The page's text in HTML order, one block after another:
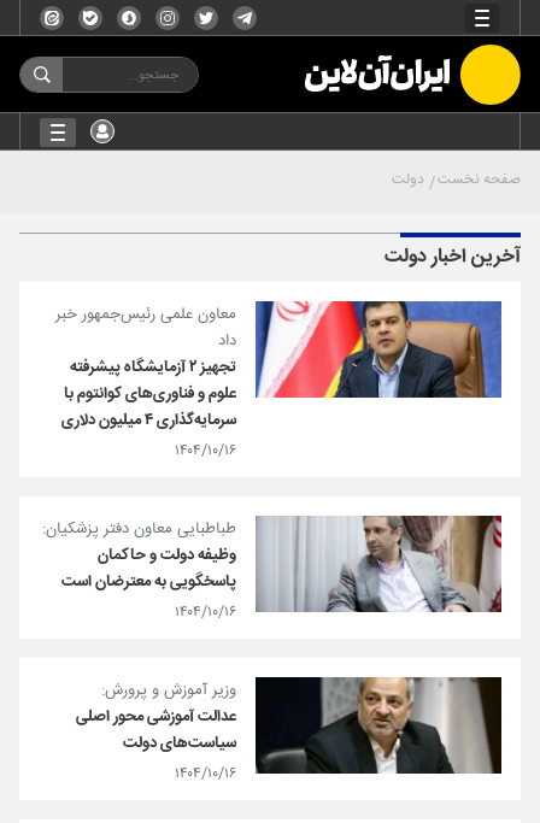
صفحه نخست دولت
آخرین اخبار دولت
معاون علمی رئیس‌جمهور خبر
داد
تجهیز ۲ آزمایشگاه پیشرفته
علوم و فناوری‌های کوانتوم با
سرمایه‌گذاری ۴ میلیون دلاری
۱۴۰۴/۱۰/۱۶
طباطبایی معاون دفتر پزشکیان:
وظیفه دولت و حاکمان
پاسخگویی به معترضان است
۱۴۰۴/۱۰/۱۶
وزیر آموزش‌ و پرورش:
عدالت آموزشی محور اصلی
سیاست‌های دولت
۱۴۰۴/۱۰/۱۶